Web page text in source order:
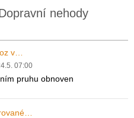
nehody
v…
07:00
pruhu obnoven